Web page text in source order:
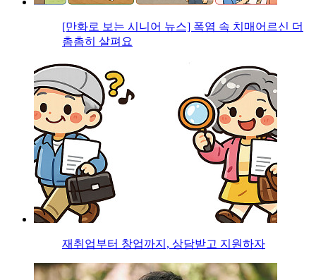
[만화로 보는 시니어 뉴스] 폭염 속 치매어르신 더
촘촘히 살펴요
재취업부터 창업까지, 상담받고 지원하자